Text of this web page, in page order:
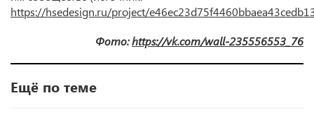
https://hsedesign.ru/project/
Фото:https://vk.com/wall-235556553_76
Ещё по теме